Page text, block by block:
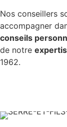
Nos conseillers
accompagner
conseils
de notre
1962.